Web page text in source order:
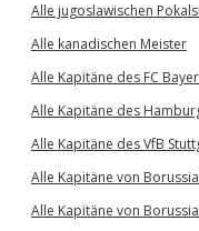
Alle jugoslawischen
Alle kanadischen Meister
Alle Kapitäne des FC
Alle Kapitäne des
Alle Kapitäne des VfB
Alle Kapitäne von
Alle Kapitäne von